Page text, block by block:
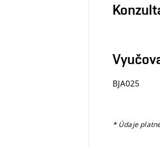
BJA025
* Údaje